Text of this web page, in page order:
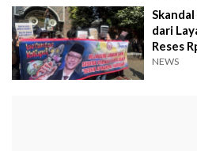
dari
Reses
NEWS